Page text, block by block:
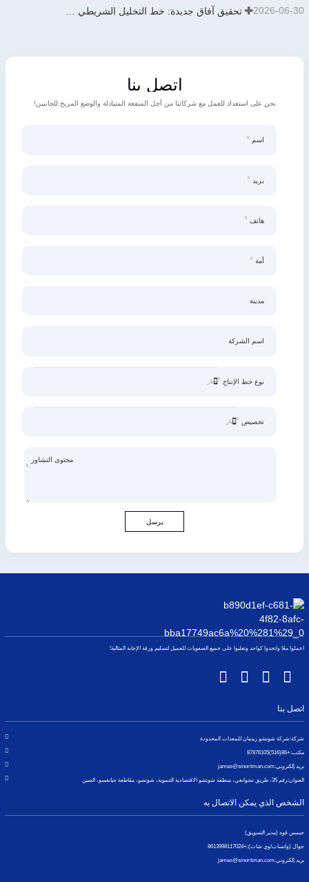
تحقيق آفاق جديدة: خط التخليل الشريطي من نوع الدفع والسحب بطاقة إنتاجية سنوية تبلغ 900,000 طن من تصميم وتطوير وبناء شركة ريتمان يدخل حيز التشغيل مؤخرًا 2026-06-30
اتصل بنا
نحن على استعداد للعمل مع شركائنا من أجل المنفعة المتبادلة والوضع المربح للجانبين!
اسم
بريد
هاتف
أمة
مدينة
اسم الشركة
نوع خط الإنتاج
تخصيص
محتوى التشاور
يرسل
اعملوا معًا واتحدوا كواحد وتغلبوا على جميع الصعوبات للعميل لتسليم ورقة الإجابة المثالية!
اتصل بنا
شركة:شركة شوتشو ريتمان للمعدات المحدودة
مكتب:+86(516)87876105
بريد إلكتروني:james@sinoritman.com
العنوان:رقم 35، طريق تشوانغي، منطقة شوتشو الاقتصادية التنموية، شوتشو، مقاطعة جيانغسو، الصين
الشخص الذي يمكن الاتصال به
جيمس قوه (مدير التسويق)
جوال (واتساب/وي شات):+8613998117024
بريد إلكتروني:james@sinoritman.com